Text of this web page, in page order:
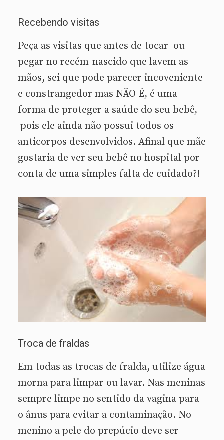
Recebendo visitas
Peça as visitas que antes de tocar ou
pegar no recém-nascido que lavem as
mãos, sei que pode parecer incoveniente
e constrangedor mas NÃO É, é uma
forma de proteger a saúde do seu bebê,
pois ele ainda não possui todos os
anticorpos desenvolvidos. Afinal que mãe
gostaria de ver seu bebê no hospital por
conta de uma simples falta de cuidado?!
Troca de fraldas
Em todas as trocas de fralda, utilize água
morna para limpar ou lavar. Nas meninas
sempre limpe no sentido da vagina para
o ânus para evitar a contaminação. No
menino a pele do prepúcio deve ser